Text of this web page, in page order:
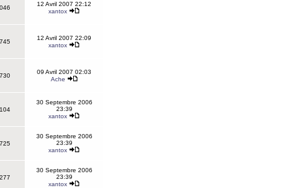
12 Avril 2007 22:12
xantox
12 Avril 2007 22:09
xantox
09 Avril 2007 02:03
Ache
30 Septembre 2006
23:39
xantox
30 Septembre 2006
23:39
xantox
30 Septembre 2006
23:39
xantox